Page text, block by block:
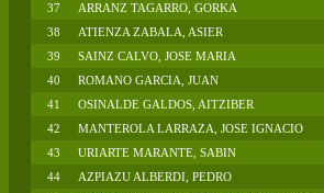
37
ARRANZ TAGARRO, GORKA
38
ATIENZA ZABALA, ASIER
39
SAINZ CALVO, JOSE MARIA
40
ROMANO GARCIA, JUAN
41
OSINALDE GALDOS, AITZIBER
42
MANTEROLA LARRAZA, JOSE IGNACIO
43
URIARTE MARANTE, SABIN
44
AZPIAZU ALBERDI, PEDRO